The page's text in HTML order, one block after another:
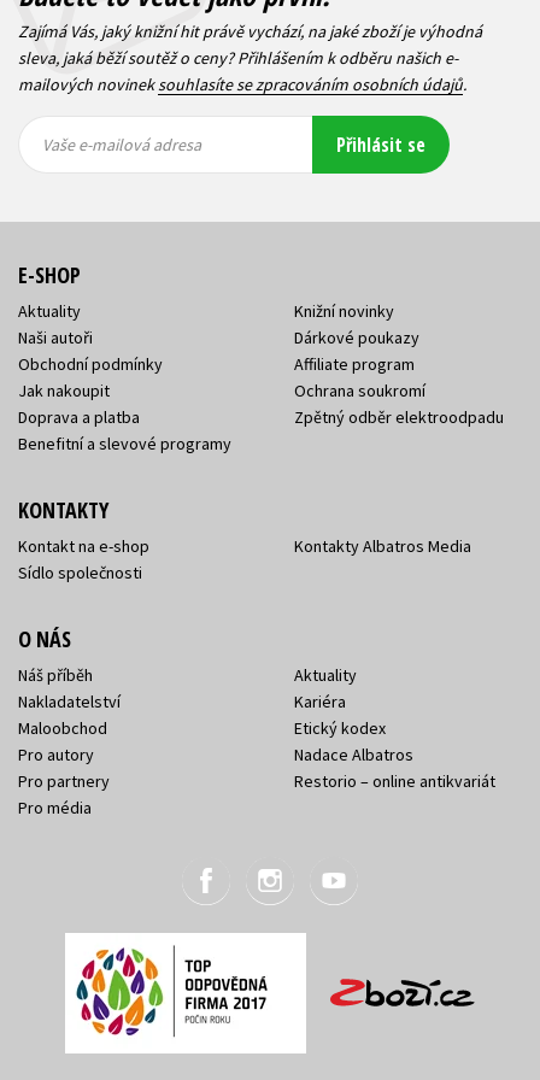
Zajímá Vás, jaký knižní hit právě vychází, na jaké zboží je výhodná
sleva, jaká běží soutěž o ceny? Přihlášením k odběru našich e-
mailových novineksouhlasíte se zpracováním osobních údajů.
mailová
mailová
Vaše e-mailová adresa Přihlásit se
E-SHOP
Aktuality
Naši autoři
Obchodní podmínky
Jak nakoupit
Doprava a platba
Benefitní a slevové programy
Knižní novinky
Dárkové poukazy
Affiliate program
Ochrana soukromí
Zpětný odběr elektroodpadu
KONTAKTY
Kontakt na e-shop
Sídlo společnosti
Kontakty Albatros Media
O NÁS
Náš příběh
Nakladatelství
Maloobchod
Pro autory
Pro partnery
Pro média
Aktuality
Kariéra
Etický kodex
Nadace Albatros
Restorio – online antikvariát